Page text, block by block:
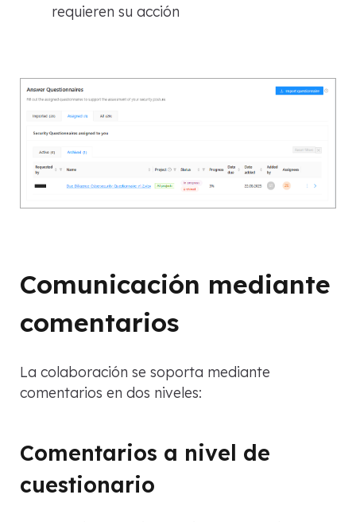
requieren su acción
Comunicación mediante
comentarios
La colaboración se soporta mediante
comentarios en dos niveles:
Comentarios a nivel de
cuestionario